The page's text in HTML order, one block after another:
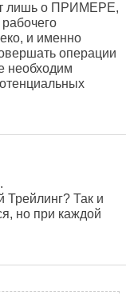
лишь о ПРИМЕРЕ,
и именно
операции
необходим
Так и
но при каждой